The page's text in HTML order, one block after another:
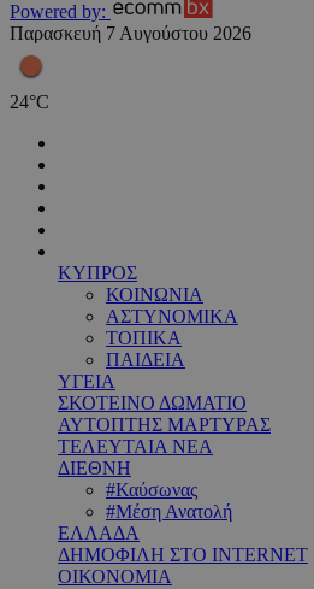
Powered by:
Παρασκευή 7 Αυγούστου 2026
24°C
ΚΥΠΡΟΣ
ΚΟΙΝΩΝΙΑ
ΑΣΤΥΝΟΜΙΚΑ
ΤΟΠΙΚΑ
ΠΑΙΔΕΙΑ
ΥΓΕΙΑ
ΣΚΟΤΕΙΝΟ ΔΩΜΑΤΙΟ
ΑΥΤΟΠΤΗΣ ΜΑΡΤΥΡΑΣ
ΤΕΛΕΥΤΑΙΑ ΝΕΑ
ΔΙΕΘΝΗ
#Καύσωνας
#Μέση Ανατολή
ΕΛΛΑΔΑ
ΔΗΜΟΦΙΛΗ ΣΤΟ INTERNET
ΟΙΚΟΝΟΜΙΑ